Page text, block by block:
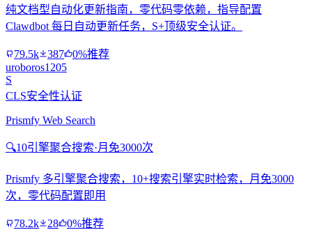
纯文档型自动化更新指南，零代码零依赖，指导配置
Clawdbot 每日自动更新任务，S+顶级安全认证。
79.5k 387
0%推荐
uroboros1205
S
CLS安全性认证
Prismfy Web Search
🔍10引擎聚合搜索·月免3000次
Prismfy 多引擎聚合搜索，10+搜索引擎实时检索，月免3000
次，零代码配置即用
78.2k 28
0%推荐